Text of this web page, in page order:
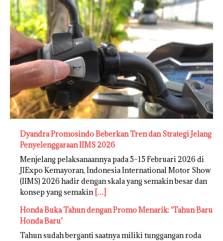
Dyandra Promosindo Beberkan Tren dan Strategi Jelang
Penyelenggaraan IIMS 2026
Menjelang pelaksanaannya pada 5–15 Februari 2026 di
JIExpo Kemayoran, Indonesia International Motor Show
(IIMS) 2026 hadir dengan skala yang semakin besar dan
konsep yang semakin […]
Honda Buka Tahun dengan Promo Menarik: ‘Tahun Baru
Honda Baru’
Tahun sudah berganti saatnya miliki tunggangan roda